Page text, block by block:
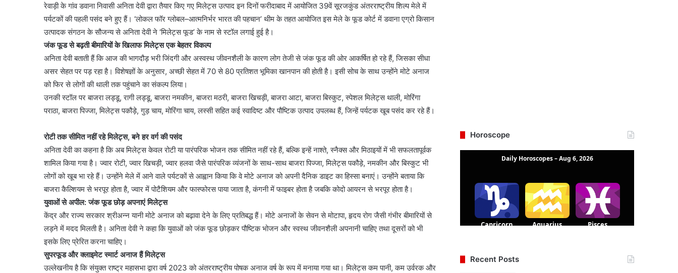
रेवाड़ी के गांव डवाना निवासी अनिता देवी द्वारा तैयार किए गए मिलेट्स उत्पाद इन दिनों फरीदाबाद में आयोजित 39वें सूरजकुंड अंतरराष्ट्रीय शिल्प मेले में
पर्यटकों की पहली पसंद बने हुए हैं। ‘लोकल फॉर ग्लोबल–आत्मनिर्भर भारत की पहचान’ थीम के तहत आयोजित इस मेले के फूड कोर्ट में डवाना एग्रो किसान
उत्पादक संगठन के सौजन्य से अनिता देवी ने ‘मिलेट्स फूड’ के नाम से स्टॉल लगाई हुई है।
जंक फूड से बढ़ती बीमारियों के खिलाफ मिलेट्स एक बेहतर विकल्प
अनिता देवी बताती हैं कि आज की भागदौड़ भरी जिंदगी और अस्वस्थ जीवनशैली के कारण लोग तेजी से जंक फूड की ओर आकर्षित हो रहे हैं, जिसका सीधा
असर सेहत पर पड़ रहा है। विशेषज्ञों के अनुसार, अच्छी सेहत में 70 से 80 प्रतिशत भूमिका खानपान की होती है। इसी सोच के साथ उन्होंने मोटे अनाज
को फिर से लोगों की थाली तक पहुंचाने का संकल्प लिया।
उनकी स्टॉल पर बाजरा लड्डू, रागी लड्डू, बाजरा नमकीन, बाजरा मठरी, बाजरा खिचड़ी, बाजरा आटा, बाजरा बिस्कुट, स्पेशल मिलेट्स थाली, मोरिंगा
पराठा, बाजरा पिज्जा, मिलेट्स पकौड़े, गुड़ चाय, मोरिंगा चाय, लस्सी सहित कई स्वादिष्ट और पौष्टिक उत्पाद उपलब्ध हैं, जिन्हें पर्यटक खूब पसंद कर रहे हैं।
रोटी तक सीमित नहीं रहे मिलेट्स, बने हर वर्ग की पसंद
अनिता देवी का कहना है कि अब मिलेट्स केवल रोटी या पारंपरिक भोजन तक सीमित नहीं रहे हैं, बल्कि इन्हें नाश्ते, स्नैक्स और मिठाइयों में भी सफलतापूर्वक
शामिल किया गया है। ज्वार रोटी, ज्वार खिचड़ी, ज्वार हलवा जैसे पारंपरिक व्यंजनों के साथ-साथ बाजरा पिज्जा, मिलेट्स पकौड़े, नमकीन और बिस्कुट भी
लोगों को खूब भा रहे हैं। उन्होंने मेले में आने वाले पर्यटकों से आह्वान किया कि वे मोटे अनाज को अपनी दैनिक डाइट का हिस्सा बनाएं। उन्होंने बताया कि
बाजरा कैल्शियम से भरपूर होता है, ज्वार में पोटैशियम और फास्फोरस पाया जाता है, कंगनी में फाइबर होता है जबकि कोदो आयरन से भरपूर होता है।
युवाओं से अपील: जंक फूड छोड़ अपनाएं मिलेट्स
केंद्र और राज्य सरकार श्रीअन्न यानी मोटे अनाज को बढ़ावा देने के लिए प्रतिबद्ध हैं। मोटे अनाजों के सेवन से मोटापा, हृदय रोग जैसी गंभीर बीमारियों से
लड़ने में मदद मिलती है। अनिता देवी ने कहा कि युवाओं को जंक फूड छोड़कर पौष्टिक भोजन और स्वस्थ जीवनशैली अपनानी चाहिए तथा दूसरों को भी
इसके लिए प्रेरित करना चाहिए।
सुपरफूड और क्लाइमेट स्मार्ट अनाज हैं मिलेट्स
उल्लेखनीय है कि संयुक्त राष्ट्र महासभा द्वारा वर्ष 2023 को अंतरराष्ट्रीय पोषक अनाज वर्ष के रूप में मनाया गया था। मिलेट्स कम पानी, कम उर्वरक और
Horoscope
Recent Posts